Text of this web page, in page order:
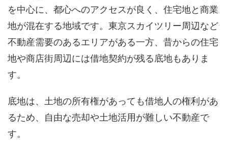
を中心に、都心へのアクセスが良く、住宅地と商業
地が混在する地域です。東京スカイツリー周辺など
不動産需要のあるエリアがある一方、昔からの住宅
地や商店街周辺には借地契約が残る底地もありま
す。
底地は、土地の所有権があっても借地人の権利があ
るため、自由な売却や土地活用が難しい不動産で
す。